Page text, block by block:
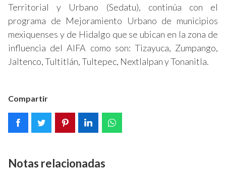
Territorial y Urbano (Sedatu), continúa con el
programa de Mejoramiento Urbano de municipios
mexiquenses y de Hidalgo que se ubican en la zona de
influencia del AIFA como son: Tizayuca, Zumpango,
Jaltenco, Tultitlán, Tultepec, Nextlalpan y Tonanitla.
Compartir
Notas relacionadas